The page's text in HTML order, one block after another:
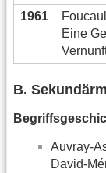
1961
Eine
B.
Auvray-
David-